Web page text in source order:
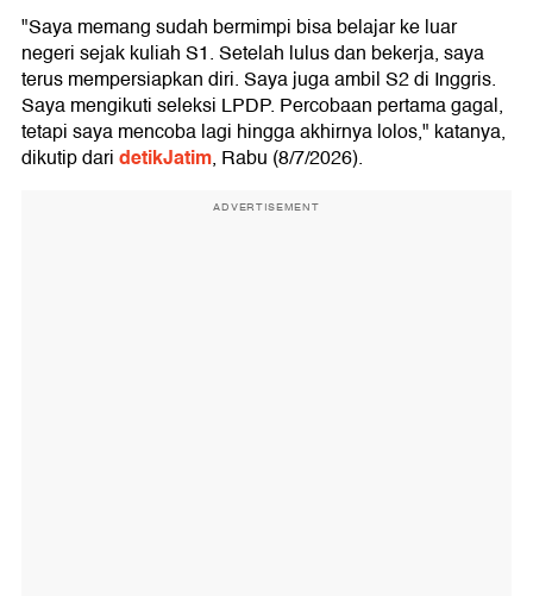
"Saya memang sudah bermimpi bisa belajar ke luar
negeri sejak kuliah S1. Setelah lulus dan bekerja, saya
terus mempersiapkan diri. Saya juga ambil S2 di Inggris.
Saya mengikuti seleksi LPDP. Percobaan pertama gagal,
tetapi saya mencoba lagi hingga akhirnya lolos," katanya,
dikutip daridetikJatim, Rabu (8/7/2026).
ADVERTISEMENT